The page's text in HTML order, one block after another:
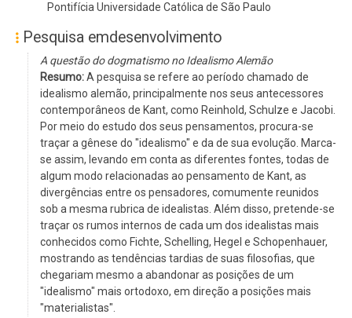
Pontifícia Universidade Católica de São Paulo
Pesquisa emdesenvolvimento
A questão do dogmatismo no Idealismo Alemão
Resumo:A pesquisa se refere ao período chamado de
idealismo alemão, principalmente nos seus antecessores
contemporâneos de Kant, como Reinhold, Schulze e Jacobi.
Por meio do estudo dos seus pensamentos, procura-se
traçar a gênese do "idealismo" e da de sua evolução. Marca-
se assim, levando em conta as diferentes fontes, todas de
algum modo relacionadas ao pensamento de Kant, as
divergências entre os pensadores, comumente reunidos
sob a mesma rubrica de idealistas. Além disso, pretende-se
traçar os rumos internos de cada um dos idealistas mais
conhecidos como Fichte, Schelling, Hegel e Schopenhauer,
mostrando as tendências tardias de suas filosofias, que
chegariam mesmo a abandonar as posições de um
"idealismo" mais ortodoxo, em direção a posições mais
"materialistas".